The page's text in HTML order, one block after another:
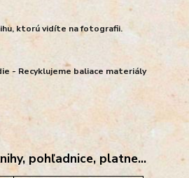
ktorú vidíte na fotografii.
- Recyklujeme baliace materiály
pohľadnice, platne...